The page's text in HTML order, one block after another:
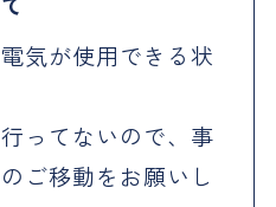
気が使用できる状
ってないので、事
ご移動をお願いし